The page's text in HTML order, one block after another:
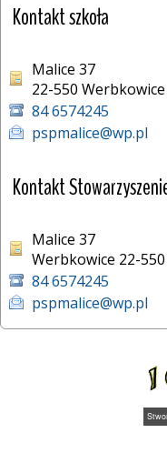
Kontakt szkoła
Malice 37
22-550 Werbkowice
84 6574245
pspmalice@wp.pl
Kontakt
Malice 37
Werbkowice 22-550
84 6574245
pspmalice@wp.pl